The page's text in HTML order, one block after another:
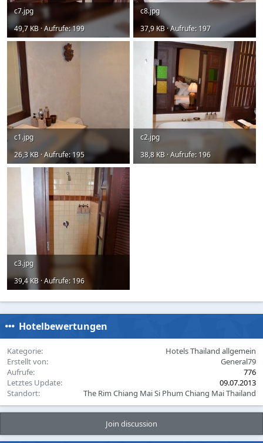
c7.jpg
49,7 KB · Aufrufe: 199
c8.jpg
37,9 KB · Aufrufe: 197
c1.jpg
26,3 KB · Aufrufe: 195
c2.jpg
38,8 KB · Aufrufe: 196
c3.jpg
39,4 KB · Aufrufe: 196
Hotelbewertungen
Kategorie
Hotels Thailand allgemein
Erstellt von
General79
Aufrufe
776
Letztes Update
09.07.2013
Standort
The Rim Chiang Mai Si Phum Chiang Mai Thailand
Join discussion